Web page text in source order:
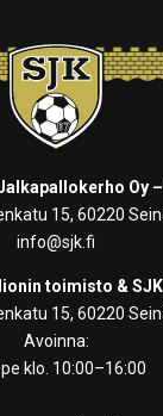
Oy
15, 60220
info@sjk.fi
toimisto &
15, 60220
Avoinna:
klo. 10:00–16:00